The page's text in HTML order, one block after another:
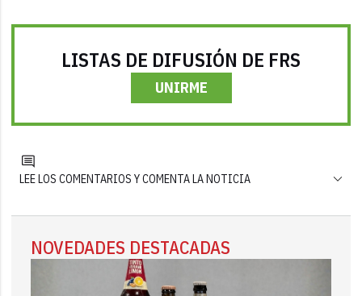
LISTAS DE DIFUSIÓN DE FRS
UNIRME
LEE LOS COMENTARIOS Y COMENTA LA NOTICIA
NOVEDADES DESTACADAS